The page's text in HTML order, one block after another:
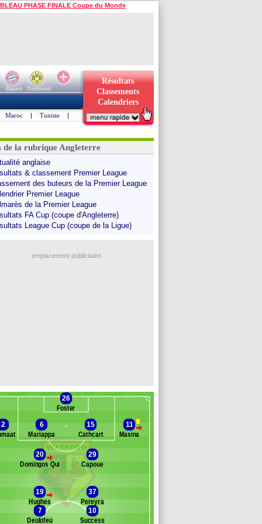
PHASE FINALE Coupe du Monde
Bayern
Dortmund
Résultats
Classements
Calendriers
Maroc | Tunisie |
de la rubrique Angleterre
anglaise
& classement Premier League
des buteurs de la Premier League
Premier League
de la Premier League
FA Cup (coupe d'Angleterre)
League Cup (coupe de la Ligue)
emplacement publicitaire
Banc des remplaçants
26
Foster
2
6
Mariappa
15
Cathcart
>
11
Masina
>
20
Domingos Quina
29
Capoue
>
19
Hughes
37
Pereyra
7
Deulofeu
10
Success